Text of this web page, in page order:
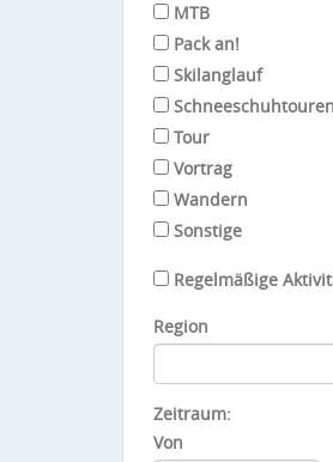
MTB
Pack an!
Skilanglauf
Schneeschuhtouren
Tour
Vortrag
Wandern
Sonstige
Regelmäßige
Region
Zeitraum:
Von